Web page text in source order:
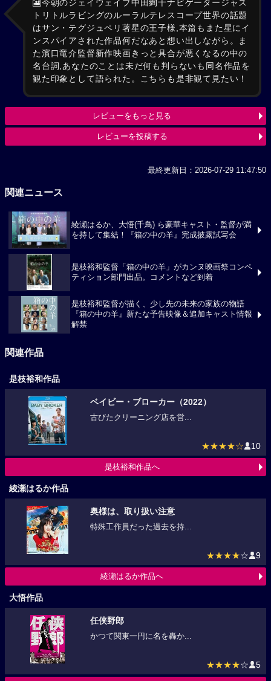
🎦今朝のジェイウェイブ中田絢千ナビゲータージャス
トリトルラビングのルーラルテレスコープ世界の話題
はサン・テグジュペリ著星の王子様,本篇もまた星にイ
ンスパイアされた作品何だなあと想い出しながら。ま
た濱口竜介監督新作映画きっと具合が悪くなるの中の
名台詞,あなたのことは未だ何も判らないも同名作品を
観た印象として語られた。こちらも是非観て見たい！
レビューをもっと見る
レビューを投稿する
最終更新日：2026-07-29 11:47:50
関連ニュース
綾瀬はるか、大悟(千鳥) ら豪華キャスト・監督が満
を持して集結！『箱の中の羊』完成披露試写会
是枝裕和監督「箱の中の羊」がカンヌ映画祭コンペ
ティション部門出品。コメントなど到着
是枝裕和監督が描く、少し先の未来の家族の物語
『箱の中の羊』新たな予告映像＆追加キャスト情報
解禁
関連作品
是枝裕和作品
ベイビー・ブローカー（2022）
古びたクリーニング店を営...
★★★★☆ 10
是枝裕和作品へ
綾瀬はるか作品
奥様は、取り扱い注意
特殊工作員だった過去を持...
★★★★☆ 9
綾瀬はるか作品へ
大悟作品
任侠野郎
かつて関東一円に名を轟か...
★★★★☆ 5